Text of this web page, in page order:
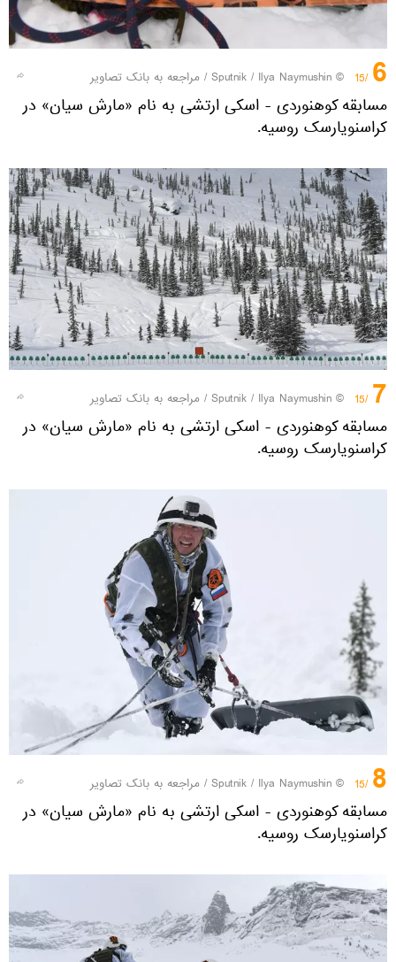
6
/15
© Sputnik / Ilya Naymushin
/ مراجعه به بانک تصاویر
مسابقه کوهنوردی - اسکی ارتشی به نام «مارش سیان» در
کراسنویارسک روسیه.
7
/15
© Sputnik / Ilya Naymushin
/ مراجعه به بانک تصاویر
مسابقه کوهنوردی - اسکی ارتشی به نام «مارش سیان» در
کراسنویارسک روسیه.
8
/15
© Sputnik / Ilya Naymushin
/ مراجعه به بانک تصاویر
مسابقه کوهنوردی - اسکی ارتشی به نام «مارش سیان» در
کراسنویارسک روسیه.